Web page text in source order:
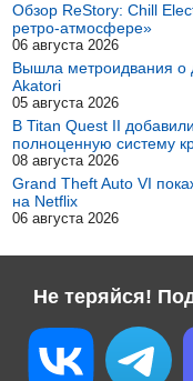
Обзор ReStory: Chill
ретро-атмосфере»
06 августа 2026
Вышла метроидвания о
Akatori
05 августа 2026
В Titan Quest II
полноценную систему
08 августа 2026
Grand Theft Auto VI
на Netflix
06 августа 2026
Не теряйся!